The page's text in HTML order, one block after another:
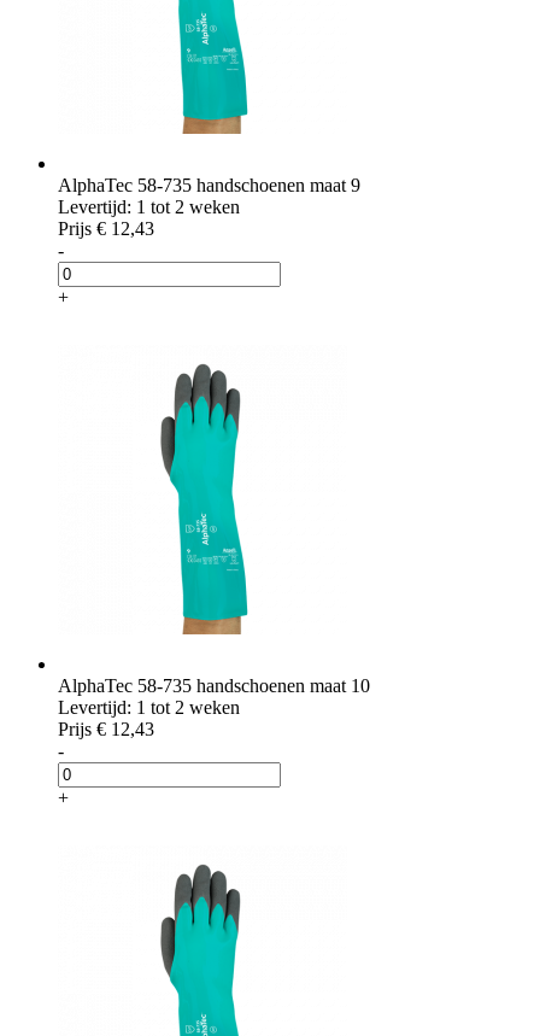
AlphaTec 58-735 handschoenen maat 9
Levertijd: 1 tot 2 weken
Prijs € 12,43
-
+
AlphaTec 58-735 handschoenen maat 10
Levertijd: 1 tot 2 weken
Prijs € 12,43
-
+